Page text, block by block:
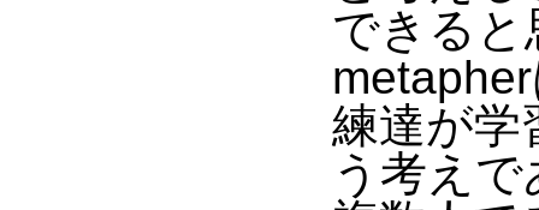
できると
練達が学
う考え